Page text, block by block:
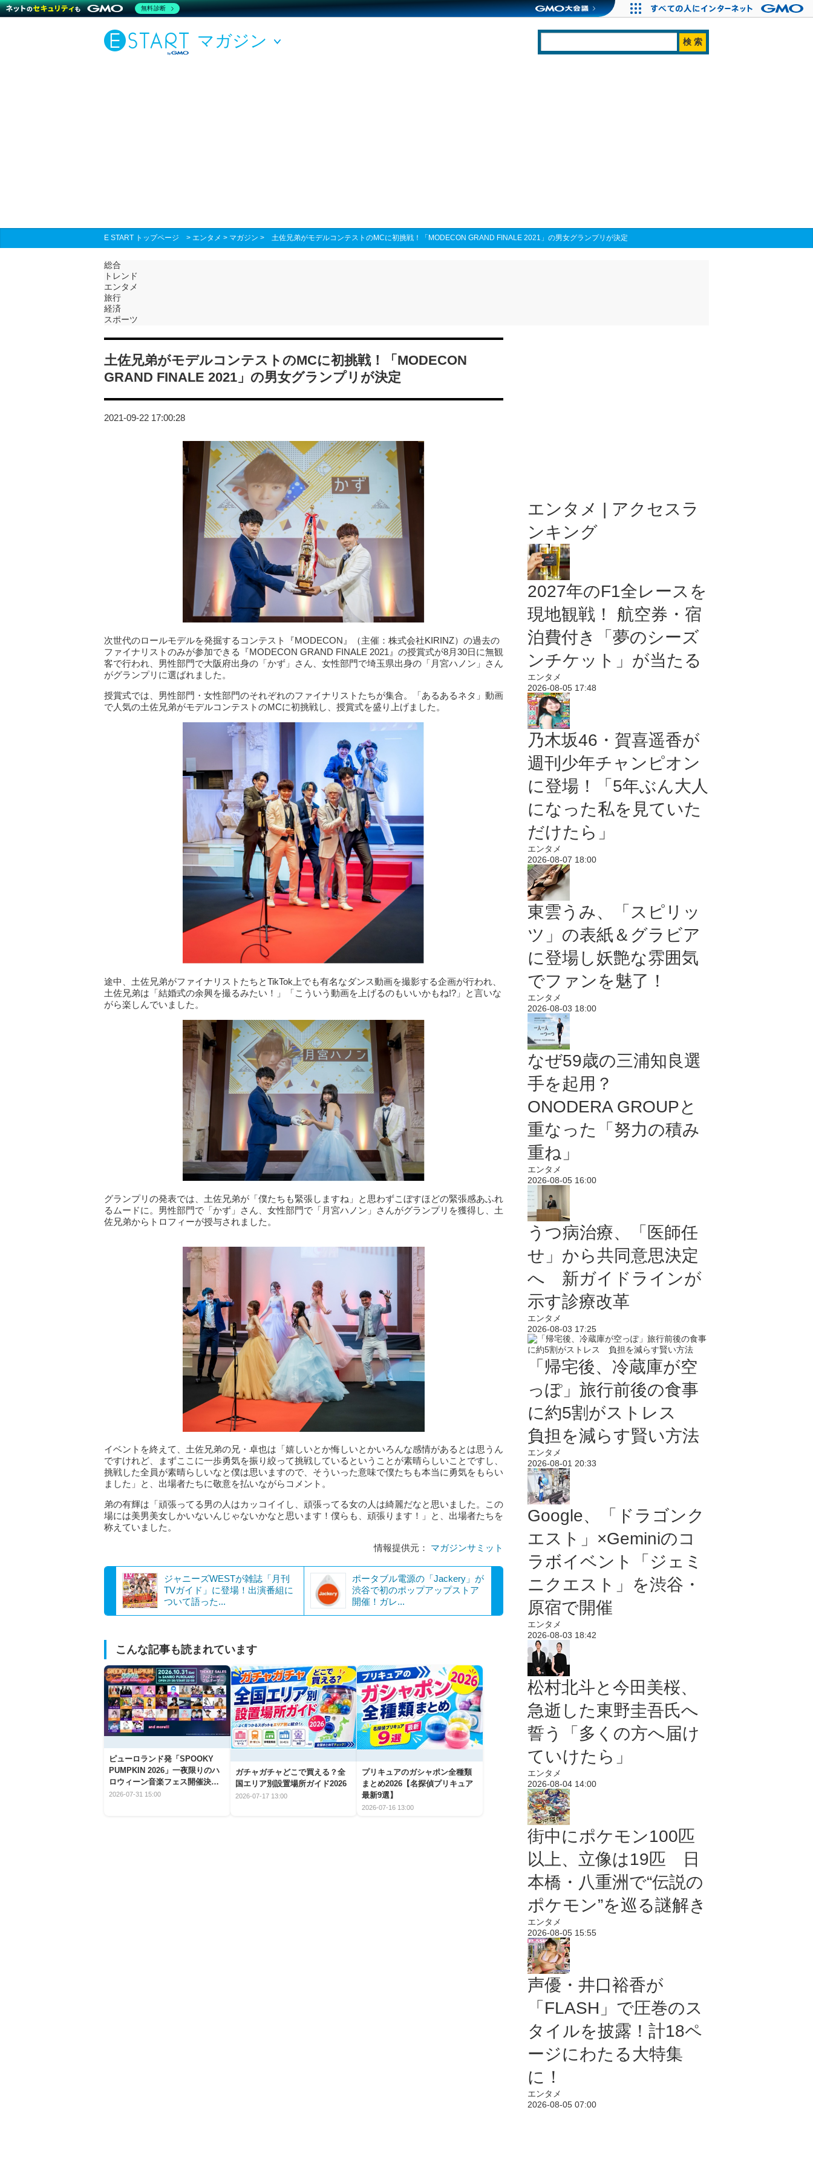
マガジン
E START トップページ > エンタメ > マガジン > 土佐兄弟がモデルコンテストのMCに初挑戦！「MODECON GRAND FINALE 2021」の男女グランプリが決定
総合
トレンド
エンタメ
旅行
経済
スポーツ
土佐兄弟がモデルコンテストのMCに初挑戦！「MODECON
GRAND FINALE 2021」の男女グランプリが決定
2021-09-22 17:00:28
次世代のロールモデルを発掘するコンテスト『MODECON』（主催：株式会社KIRINZ）の過去の
ファイナリストのみが参加できる『MODECON GRAND FINALE 2021』の授賞式が8月30日に無観
客で行われ、男性部門で大阪府出身の「かず」さん、女性部門で埼玉県出身の「月宮ハノン」さん
がグランプリに選ばれました。
授賞式では、男性部門・女性部門のそれぞれのファイナリストたちが集合。「あるあるネタ」動画
で人気の土佐兄弟がモデルコンテストのMCに初挑戦し、授賞式を盛り上げました。
途中、土佐兄弟がファイナリストたちとTikTok上でも有名なダンス動画を撮影する企画が行われ、
土佐兄弟は「結婚式の余興を撮るみたい！」「こういう動画を上げるのもいいかもね!?」と言いな
がら楽しんでいました。
グランプリの発表では、土佐兄弟が「僕たちも緊張しますね」と思わずこぼすほどの緊張感あふれ
るムードに。男性部門で「かず」さん、女性部門で「月宮ハノン」さんがグランプリを獲得し、土
佐兄弟からトロフィーが授与されました。
イベントを終えて、土佐兄弟の兄・卓也は「嬉しいとか悔しいとかいろんな感情があるとは思うん
ですけれど、まずここに一歩勇気を振り絞って挑戦しているということが素晴らしいことですし、
挑戦した全員が素晴らしいなと僕は思いますので、そういった意味で僕たちも本当に勇気をもらい
ました」と、出場者たちに敬意を払いながらコメント。
弟の有輝は「頑張ってる男の人はカッコイイし、頑張ってる女の人は綺麗だなと思いました。この
場には美男美女しかいないんじゃないかなと思います！僕らも、頑張ります！」と、出場者たちを
称えていました。
情報提供元： マガジンサミット
ジャニーズWESTが雑誌「月刊
TVガイド」に登場！出演番組に
ついて語った...
ポータブル電源の「Jackery」が
渋谷で初のポップアップストア
開催！ガレ...
こんな記事も読まれています
ピューロランド発「SPOOKY
PUMPKIN 2026」一夜限りのハ
ロウィーン音楽フェス開催決
定！
2026-07-31 15:00
ガチャガチャどこで買える？全
国エリア別設置場所ガイド2026
2026-07-17 13:00
プリキュアのガシャポン全種類
まとめ2026【名探偵プリキュア
最新9選】
2026-07-16 13:00
エンタメ | アクセスラ
ンキング
2027年のF1全レースを
現地観戦！ 航空券・宿
泊費付き「夢のシーズ
ンチケット」が当たる
エンタメ
2026-08-05 17:48
乃木坂46・賀喜遥香が
週刊少年チャンピオン
に登場！「5年ぶん大人
になった私を見ていた
だけたら」
エンタメ
2026-08-07 18:00
東雲うみ、「スピリッ
ツ」の表紙＆グラビア
に登場し妖艶な雰囲気
でファンを魅了！
エンタメ
2026-08-03 18:00
なぜ59歳の三浦知良選
手を起用？
ONODERA GROUPと
重なった「努力の積み
重ね」
エンタメ
2026-08-05 16:00
うつ病治療、「医師任
せ」から共同意思決定
へ 新ガイドラインが
示す診療改革
エンタメ
2026-08-03 17:25
「帰宅後、冷蔵庫が空
っぽ」旅行前後の食事
に約5割がストレス
負担を減らす賢い方法
エンタメ
2026-08-01 20:33
Google、「ドラゴンク
エスト」×Geminiのコ
ラボイベント「ジェミ
ニクエスト」を渋谷・
原宿で開催
エンタメ
2026-08-03 18:42
松村北斗と今田美桜、
急逝した東野圭吾氏へ
誓う「多くの方へ届け
ていけたら」
エンタメ
2026-08-04 14:00
街中にポケモン100匹
以上、立像は19匹 日
本橋・八重洲で“伝説の
ポケモン”を巡る謎解き
エンタメ
2026-08-05 15:55
声優・井口裕香が
「FLASH」で圧巻のス
タイルを披露！計18ペ
ージにわたる大特集
に！
エンタメ
2026-08-05 07:00
無料診断